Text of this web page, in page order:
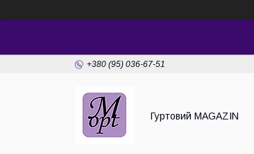
+380 (95) 036-67-51
Гуртовий MAGAZIN